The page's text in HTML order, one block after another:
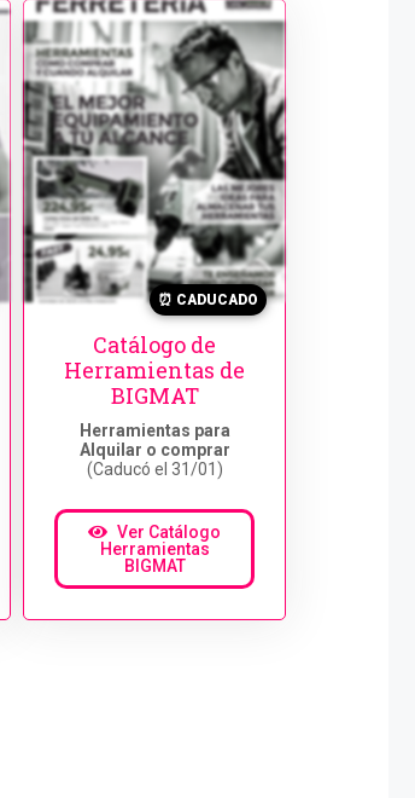
⏰ CADUCADO
Catálogo de
Herramientas de
BIGMAT
Herramientas para
Alquilar o comprar
(Caducó el 31/01)
Ver Catálogo
Herramientas
BIGMAT